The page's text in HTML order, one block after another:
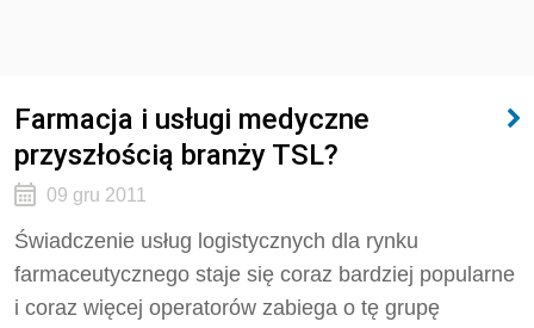
Farmacja i usługi medyczne
przyszłością branży TSL?
09 gru 2011
Świadczenie usług logistycznych dla rynku
farmaceutycznego staje się coraz bardziej popularne
i coraz więcej operatorów zabiega o tę grupę